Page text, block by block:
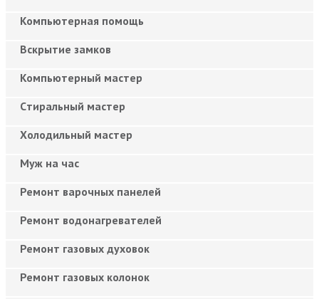
Компьютерная помощь
Вскрытие замков
Компьютерный мастер
Cтиральный мастер
Холодильный мастер
Муж на час
Ремонт варочных панелей
Ремонт водонагревателей
Ремонт газовых духовок
Ремонт газовых колонок